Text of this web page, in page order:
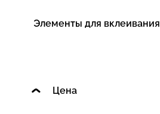
Элементы для вклеивания
Цена